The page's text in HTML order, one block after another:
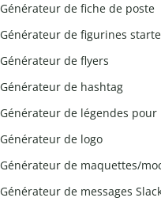
Générateur de fiche de poste
Générateur de figurines
Générateur de flyers
Générateur de hashtag
Générateur de légendes pour
Générateur de logo
Générateur de maquettes/
Générateur de messages